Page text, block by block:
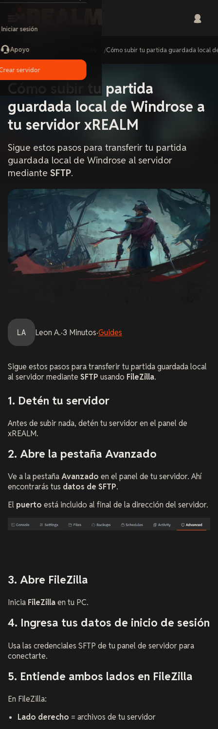
Iniciar sesión
Apoyo
servidor
Cómo subir tu partida guardada local
Cómo subir tu partida
guardada local de Windrose a
tu servidor xREALM
Sigue estos pasos para transferir tu partida
guardada local de Windrose al servidor
mediante SFTP.
LA Leon A.·3 Minutos·Guides
Sigue estos pasos para transferir tu partida guardada local
al servidor mediante SFTP usando FileZilla.
1. Detén tu servidor
Antes de subir nada, detén tu servidor en el panel de
xREALM.
2. Abre la pestaña Avanzado
Ve a la pestañaAvanzado en el panel de tu servidor. Ahí
encontrarás tus datos de SFTP.
El puerto está incluido al final de la dirección del servidor.
3. Abre FileZilla
Inicia FileZillaen tu PC.
4. Ingresa tus datos de inicio de sesión
Usa las credenciales SFTP de tu panel de servidor para
conectarte.
5. Entiende ambos lados en FileZilla
En FileZilla:
Lado derecho = archivos de tu servidor